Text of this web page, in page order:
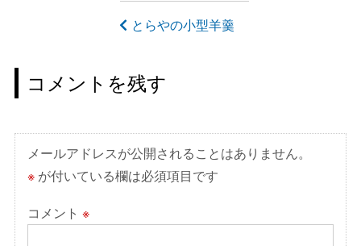
ゲ
ー
シ
ョ
ン
とらやの小型羊羹
コメントを残す
メールアドレスが公開されることはありません。
※が付いている欄は必須項目です
コメント ※